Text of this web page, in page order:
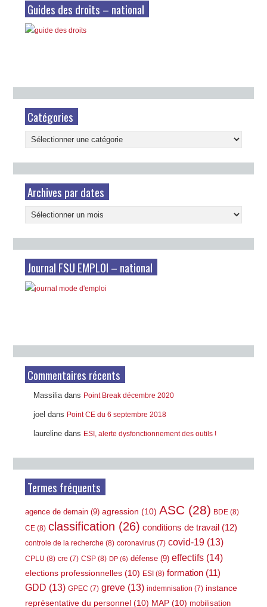
Guides des droits – national
Catégories
Catégories
Archives par dates
Archives
par
dates
Journal FSU EMPLOI – national
Commentaires récents
Massiliadans Point Break décembre 2020
joel dans Point CE du 6 septembre 2018
laureline dans ESI, alerte dysfonctionnement des outils !
Termes fréquents
agence de demain (9) agression (10) ASC (28) BDE (8)
CE (8) classification (26) conditions de travail (12)
controle de la recherche (8) coronavirus (7) covid-19 (13)
CPLU (8) cre (7) CSP (8) DP (6) défense (9) effectifs (14)
elections professionnelles (10) ESI (8) formation (11)
GDD (13) GPEC (7) greve (13) indemnisation (7) instance
représentative du personnel (10) MAP (10) mobilisation